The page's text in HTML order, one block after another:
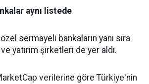
aynı listede
sermayeli bankaların yanı sıra
yatırım şirketleri de yer aldı.
verilerine göre Türkiye'nin